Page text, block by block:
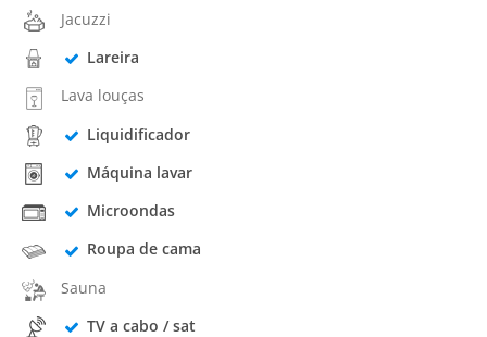
Jacuzzi
Lareira
Lava louças
Liquidificador
Máquina lavar
Microondas
Roupa de cama
Sauna
TV a cabo / sat